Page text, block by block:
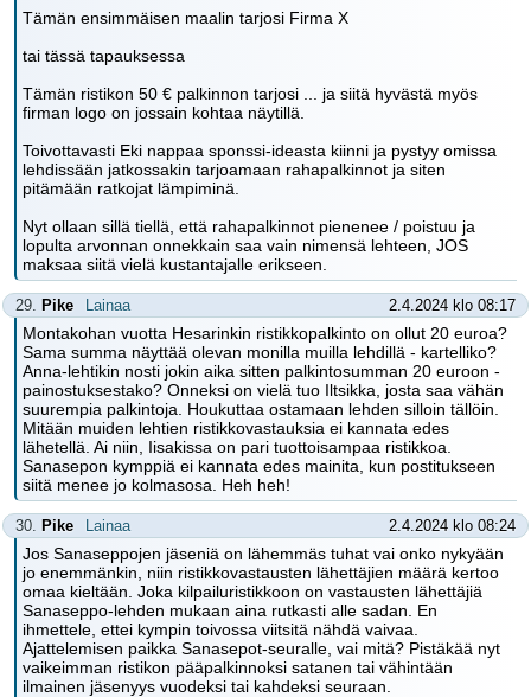
Tämän ensimmäisen maalin tarjosi Firma X
tai tässä tapauksessa
Tämän ristikon 50 € palkinnon tarjosi ... ja siitä hyvästä myös
firman logo on jossain kohtaa näytillä.
Toivottavasti Eki nappaa sponssi-ideasta kiinni ja pystyy omissa
lehdissään jatkossakin tarjoamaan rahapalkinnot ja siten
pitämään ratkojat lämpiminä.
Nyt ollaan sillä tiellä, että rahapalkinnot pienenee / poistuu ja
lopulta arvonnan onnekkain saa vain nimensä lehteen, JOS
maksaa siitä vielä kustantajalle erikseen.
29. Pike Lainaa 2.4.2024 klo 08:17
Montakohan vuotta Hesarinkin ristikkopalkinto on ollut 20 euroa?
Sama summa näyttää olevan monilla muilla lehdillä - kartelliko?
Anna-lehtikin nosti jokin aika sitten palkintosumman 20 euroon -
painostuksestako? Onneksi on vielä tuo Iltsikka, josta saa vähän
suurempia palkintoja. Houkuttaa ostamaan lehden silloin tällöin.
Mitään muiden lehtien ristikkovastauksia ei kannata edes
lähetellä. Ai niin, Iisakissa on pari tuottoisampaa ristikkoa.
Sanasepon kymppiä ei kannata edes mainita, kun postitukseen
siitä menee jo kolmasosa. Heh heh!
30. Pike Lainaa 2.4.2024 klo 08:24
Jos Sanaseppojen jäseniä on lähemmäs tuhat vai onko nykyään
jo enemmänkin, niin ristikkovastausten lähettäjien määrä kertoo
omaa kieltään. Joka kilpailuristikkoon on vastausten lähettäjiä
Sanaseppo-lehden mukaan aina rutkasti alle sadan. En
ihmettele, ettei kympin toivossa viitsitä nähdä vaivaa.
Ajattelemisen paikka Sanasepot-seuralle, vai mitä? Pistäkää nyt
vaikeimman ristikon pääpalkinnoksi satanen tai vähintään
ilmainen jäsenyys vuodeksi tai kahdeksi seuraan.